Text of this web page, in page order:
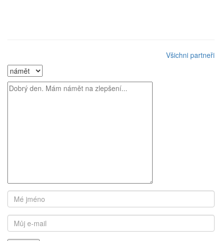
Všichni partneři